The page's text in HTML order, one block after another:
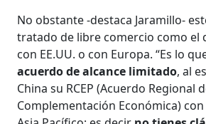
No obstante -destaca Jaramillo-
tratado de libre comercio como el
con EE.UU. o con Europa. “Es lo
acuerdo de alcance limitado, al
China su RCEP (Acuerdo Regional
Complementación Económica)